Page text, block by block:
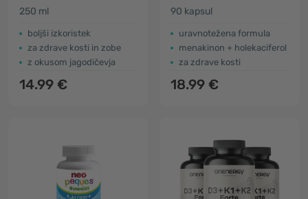
250 ml
boljši izkoristek
za zdrave kosti in zobe
z okusom jagodičevja
14.99 €
90 kapsul
uravnotežena formula
menakinon + holekaciferol
za zdrave kosti
18.99 €